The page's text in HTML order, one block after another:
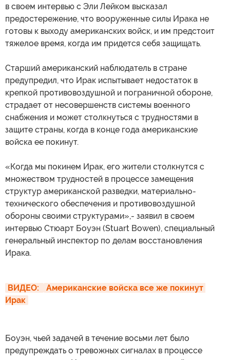
в своем интервью с Эли Лейком высказал
предостережение, что вооруженные силы Ирака не
готовы к выходу американских войск, и им предстоит
тяжелое время, когда им придется себя защищать.
Старший американский наблюдатель в стране
предупредил, что Ирак испытывает недостаток в
крепкой противовоздушной и пограничной обороне,
страдает от несовершенств системы военного
снабжения и может столкнуться с трудностями в
защите страны, когда в конце года американские
войска ее покинут.
«Когда мы покинем Ирак, его жители столкнутся с
множеством трудностей в процессе замещения
структур американской разведки, материально-
технического обеспечения и противовоздушной
обороны своими структурами»,- заявил в своем
интервью Стюарт Боуэн (Stuart Bowen), специальный
генеральный инспектор по делам восстановления
Ирака.
ВИДЕО:
Американские войска все же покинут
Ирак
Боуэн, чьей задачей в течение восьми лет было
предупреждать о тревожных сигналах в процессе